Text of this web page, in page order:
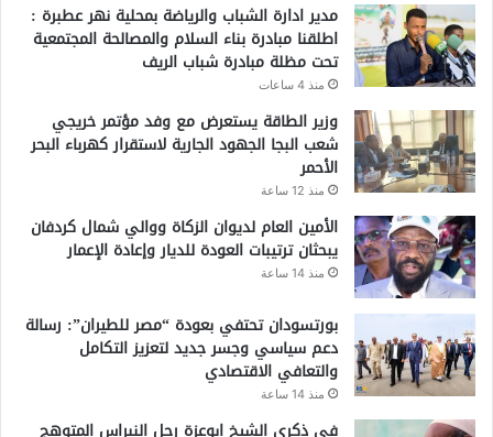
مدير ادارة الشباب والرياضة بمحلية نهر عطبرة :
اطلقنا مبادرة بناء السلام والمصالحة المجتمعية
تحت مظلة مبادرة شباب الريف
منذ 4 ساعات
وزير الطاقة يستعرض مع وفد مؤتمر خريجي
شعب البجا الجهود الجارية لاستقرار كهرباء البحر
الأحمر
منذ 12 ساعة
الأمين العام لديوان الزكاة ووالي شمال كردفان
يبحثان ترتيبات العودة للديار وإعادة الإعمار
منذ 14 ساعة
بورتسودان تحتفي بعودة “مصر للطيران”: رسالة
دعم سياسي وجسر جديد لتعزيز التكامل
والتعافي الاقتصادي
منذ 14 ساعة